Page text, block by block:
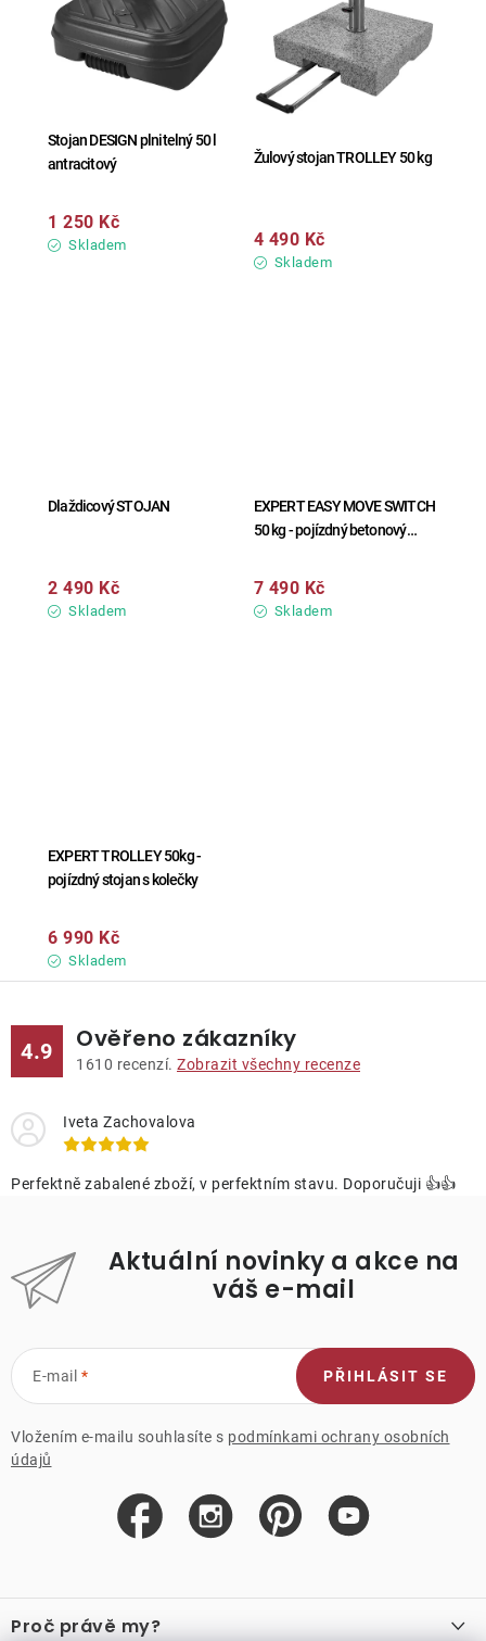
Stojan DESIGN plnitelný 50 l
antracitový
Skladem
1 250 Kč
Žulový stojan TROLLEY 50 kg
Skladem
4 490 Kč
Dlaždicový STOJAN
Skladem
2 490 Kč
EXPERT EASY MOVE SWITCH
50 kg - pojízdný betonový
Skladem
7 490 Kč
EXPERT TROLLEY 50kg -
pojízdný stojan s kolečky
Skladem
6 990 Kč
4.9 Ověřeno zákazníky
1610 recenzí. Zobrazit všechny recenze
Iveta Zachovalova
Perfektně zabalené zboží, v perfektním stavu. Doporučuji 👍👍
Aktuální novinky a akce na
váš e-mail
E-mail
Vložením e-mailu souhlasíte s podmínkami ochrany osobních
údajů
PŘIHLÁSIT SE
á
Proč právě my?